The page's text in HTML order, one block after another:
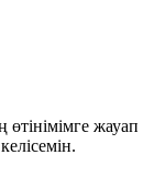
өтінімімге жауап